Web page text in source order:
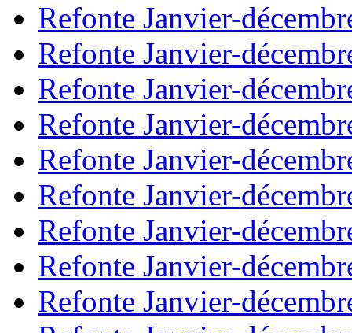
Refonte Janvier-
Refonte Janvier-
Refonte Janvier-
Refonte Janvier-
Refonte Janvier-
Refonte Janvier-
Refonte Janvier-
Refonte Janvier-
Refonte Janvier-